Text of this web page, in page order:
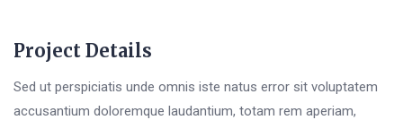
Project Details
Sed ut perspiciatis unde omnis iste natus error sit voluptatem
accusantium doloremque laudantium, totam rem aperiam,